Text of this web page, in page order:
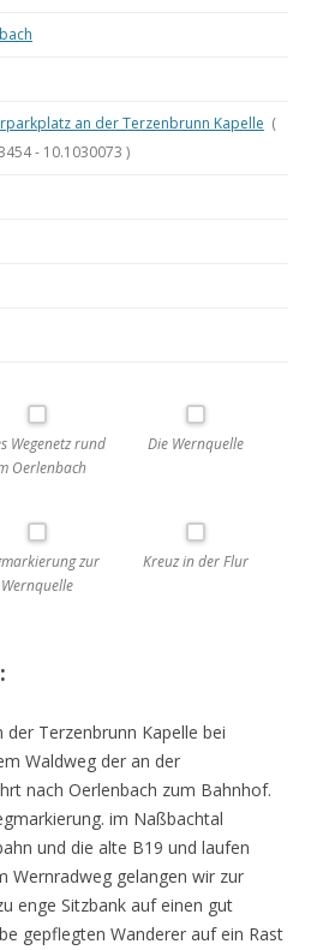
an der Terzenbrunn Kapelle (
- 10.1030073 )
Wegenetz rund
Oerlenbach
Die Wernquelle
zur
Wernquelle
Kreuz in der Flur
Terzenbrunn Kapelle bei
Waldweg der an der
nach Oerlenbach zum Bahnhof.
im Naßbachtal
und die alte B19 und laufen
Wernradweg gelangen wir zur
enge Sitzbank auf einen gut
gepflegten Wanderer auf ein Rast